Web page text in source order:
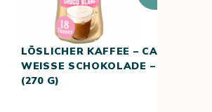
LÖSLICHER KAFFEE – CAPPUCCINO
WEISSE SCHOKOLADE – NESCAFÉ (
270 G)